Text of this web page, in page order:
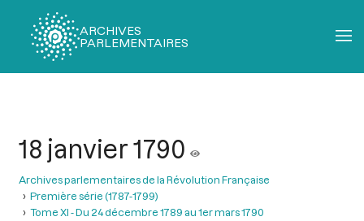
ARCHIVES
PARLEMENTAIRES
18 janvier 1790
Archives parlementaires de la Révolution Française
Première série (1787-1799)
Tome XI - Du 24 décembre 1789 au 1er mars 1790